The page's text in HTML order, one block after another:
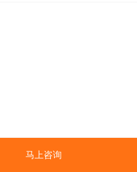
马上咨询